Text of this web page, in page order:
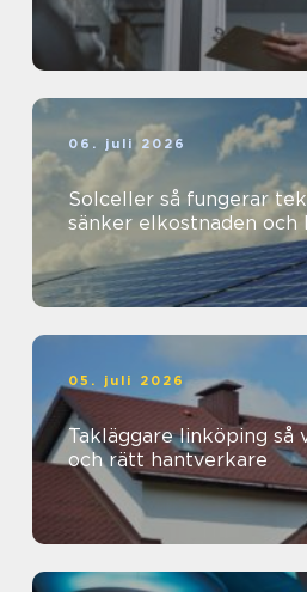
06. juli 2026
Solceller så fungerar tekniken som
sänker elkostnaden
05. juli 2026
Takläggare linköping så väljer du rätt tak
och rätt hantverkare